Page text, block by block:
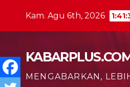
Kam. Agu 6th, 2026
MENGABARKAN,